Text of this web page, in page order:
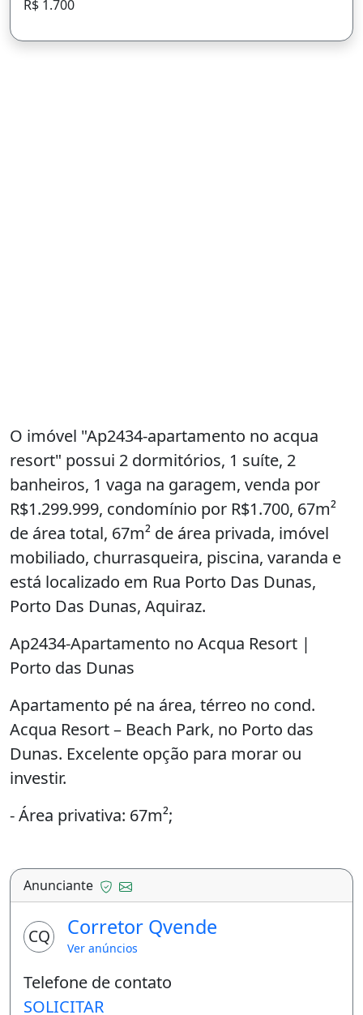
R$ 1.700
O imóvel "Ap2434-apartamento no acqua
resort" possui 2 dormitórios, 1 suíte, 2
banheiros, 1 vaga na garagem, venda por
R$1.299.999, condomínio por R$1.700, 67m²
de área total, 67m² de área privada, imóvel
mobiliado, churrasqueira, piscina, varanda e
está localizado em Rua Porto Das Dunas,
Porto Das Dunas, Aquiraz.
Ap2434-Apartamento no Acqua Resort |
Porto das Dunas
Apartamento pé na área, térreo no cond.
Acqua Resort – Beach Park, no Porto das
Dunas. Excelente opção para morar ou
investir.
- Área privativa: 67m²;
- Acesso direto à praia.
- Varanda ampla;
- 2 quartos, sendo 1 suíte;
- Cozinha americana;
Anunciante
CQ Corretor Qvende
Ver anúncios
Telefone de contato
SOLICITAR